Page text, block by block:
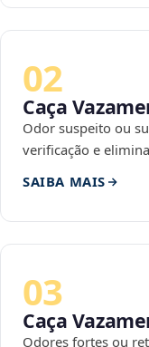
02
Caça
Odor suspeito ou
verificação e
SAIBA MAIS
03
Caça
Odores fortes ou